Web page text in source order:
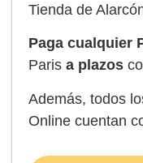
Tienda de
Paga cualquier
Paris a plazos
Además, todos
Online cuentan